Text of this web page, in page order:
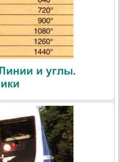
и углы.